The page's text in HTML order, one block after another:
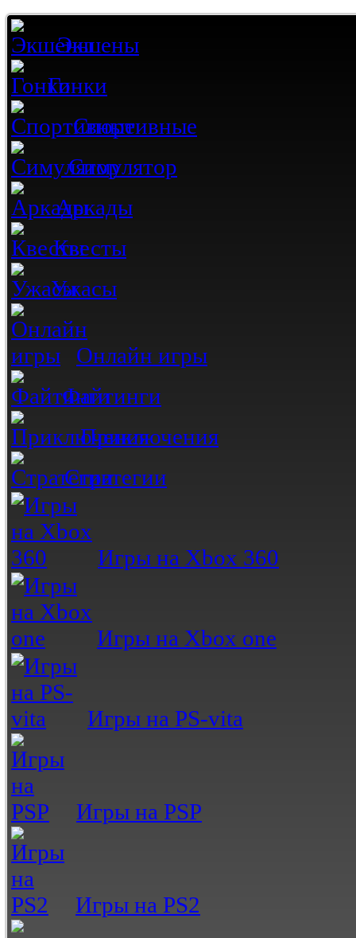
Экшены
Гонки
Спортивные
Симулятор
Аркады
Квесты
Ужасы
Онлайн игры
Файтинги
Приключения
Стратегии
Игры на Xbox 360
Игры на Xbox one
Игры на PS-vita
Игры на PSP
Игры на PS2